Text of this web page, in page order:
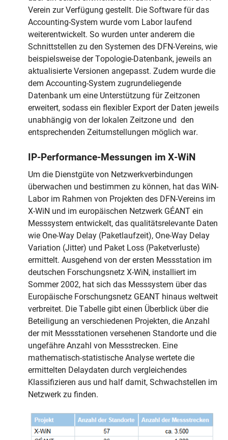
Verein zur Verfügung gestellt. Die Software für das
Accounting-System wurde vom Labor laufend
weiterentwickelt. So wurden unter anderem die
Schnittstellen zu den Systemen des DFN-Vereins, wie
beispielsweise der Topologie-Datenbank, jeweils an
aktualisierte Versionen angepasst. Zudem wurde die
dem Accounting-System zugrundeliegende
Datenbank um eine Unterstützung für Zeitzonen
erweitert, sodass ein flexibler Export der Daten jeweils
unabhängig von der lokalen Zeitzone und den
entsprechenden Zeitumstellungen möglich war.
IP-Performance-Messungen im X-WiN
Um die Dienstgüte von Netzwerkverbindungen
überwachen und bestimmen zu können, hat das WiN-
Labor im Rahmen von Projekten des DFN-Vereins im
X-WiN und im europäischen Netzwerk GÉANT ein
Messsystem entwickelt, das qualitätsrelevante Daten
wie One-Way Delay (Paketlaufzeit), One-Way Delay
Variation (Jitter) und Paket Loss (Paketverluste)
ermittelt. Ausgehend von der ersten Messstation im
deutschen Forschungsnetz X-WiN, installiert im
Sommer 2002, hat sich das Messsystem über das
Europäische Forschungsnetz GEANT hinaus weltweit
verbreitet. Die Tabelle gibt einen Überblick über die
Beteiligung an verschiedenen Projekten, die Anzahl
der mit Messstationen versehenen Standorte und die
ungefähre Anzahl von Messstrecken. Eine
mathematisch-statistische Analyse wertete die
ermittelten Delaydaten durch vergleichendes
Klassifizieren aus und half damit, Schwachstellen im
Netzwerk zu finden.